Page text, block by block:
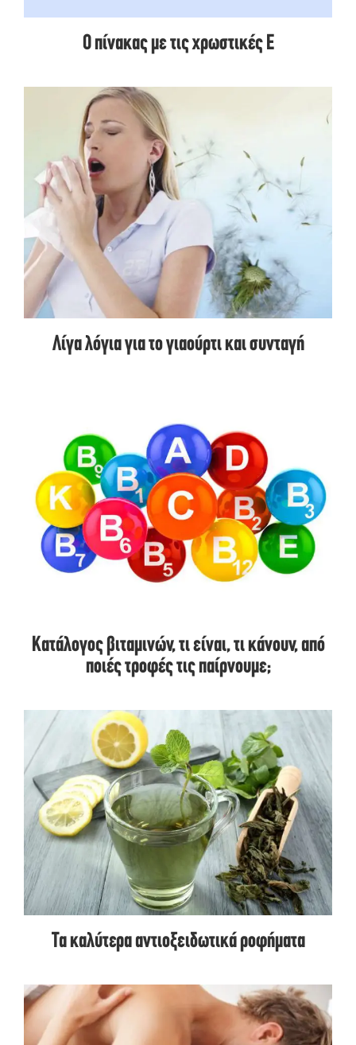
Ο πίνακας με τις χρωστικές Ε
Λίγα λόγια για το γιαούρτι και συνταγή
Κατάλογος βιταμινών, τι είναι, τι κάνουν, από
ποιές τροφές τις παίρνουμε;
Τα καλύτερα αντιοξειδωτικά ροφήματα